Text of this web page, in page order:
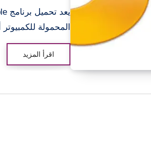
المحمولة
اقرأ المزيد